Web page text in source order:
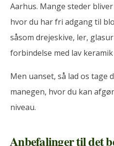
Aarhus. Mange steder
hvor du har fri adgang til
såsom drejeskive, ler,
forbindelse med lav
Men uanset, så lad os tage
manegen, hvor du kan
niveau.
Anbefalinger til det